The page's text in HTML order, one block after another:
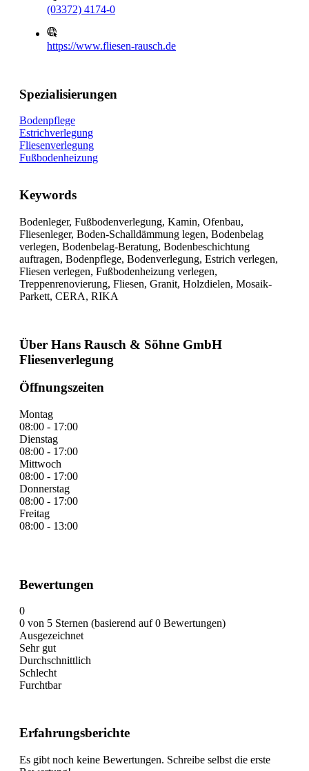
(03372) 4174-0
https://www.fliesen-rausch.de
Spezialisierungen
Bodenpflege
Estrichverlegung
Fliesenverlegung
Fußbodenheizung
Keywords
Bodenleger, Fußbodenverlegung, Kamin, Ofenbau,
Fliesenleger, Boden-Schalldämmung legen, Bodenbelag
verlegen, Bodenbelag-Beratung, Bodenbeschichtung
auftragen, Bodenpflege, Bodenverlegung, Estrich verlegen,
Fliesen verlegen, Fußbodenheizung verlegen,
Treppenrenovierung, Fliesen, Granit, Holzdielen, Mosaik-
Parkett, CERA, RIKA
Über Hans Rausch & Söhne GmbH
Fliesenverlegung
Öffnungszeiten
Montag
08:00 - 17:00
Dienstag
08:00 - 17:00
Mittwoch
08:00 - 17:00
Donnerstag
08:00 - 17:00
Freitag
08:00 - 13:00
Bewertungen
0
0 von 5 Sternen (basierend auf 0 Bewertungen)
Ausgezeichnet
Sehr gut
Durchschnittlich
Schlecht
Furchtbar
Erfahrungsberichte
Es gibt noch keine Bewertungen. Schreibe selbst die erste